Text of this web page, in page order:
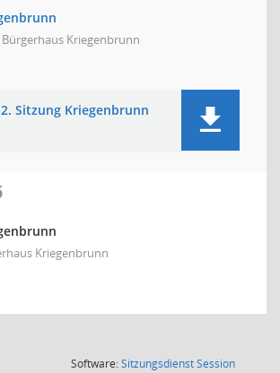
Bürgerhaus Kriegenbrunn
Sitzung Kriegenbrunn
Kriegenbrunn
Software:SitzungsdienstSession(Wird in